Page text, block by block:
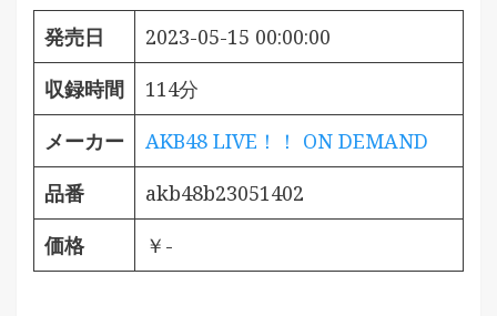
発売日
2023-05-15 00:00:00
収録時間
114分
メーカー
AKB48 LIVE！！ ON DEMAND
品番
akb48b23051402
価格
￥-